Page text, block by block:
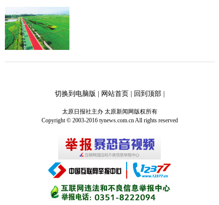
切换到电脑版 | 网站首页| 回到顶部|
太原日报社主办 太原新闻网版权所有
Copyright © 2003-2016 tynews.com.cn All rights reserved